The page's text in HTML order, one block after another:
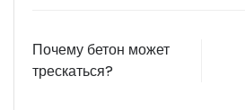
Почему бетон может
трескаться?